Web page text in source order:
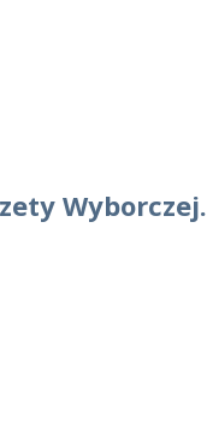
Wyborczej.